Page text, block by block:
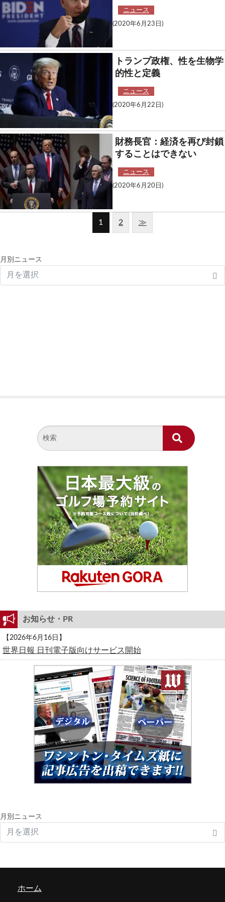
ニュース
(2020年6月23日)
トランプ政権、性を生物学
的性と定義
ニュース
(2020年6月22日)
財務長官：経済を再び封鎖
することはできない
ニュース
(2020年6月20日)
1 2 ≫
月別ニュース
お知らせ・PR
【2026年6月16日】
世界日報 日刊電子版向けサービス開始
月別ニュース
ホーム